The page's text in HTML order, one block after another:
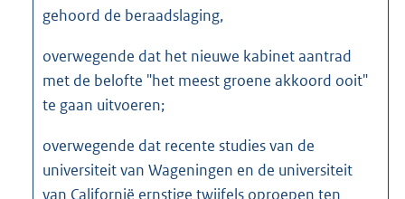
gehoord de beraadslaging,
overwegende dat het nieuwe kabinet aantrad
met de belofte "het meest groene akkoord ooit"
te gaan uitvoeren;
overwegende dat recente studies van de
universiteit van Wageningen en de universiteit
van Californië ernstige twijfels oproepen ten